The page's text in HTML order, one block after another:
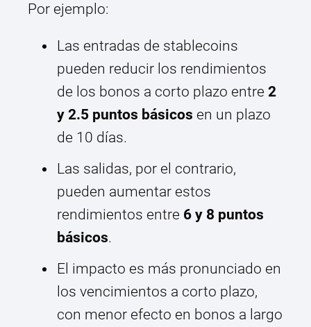
Por ejemplo:
Las entradas de stablecoins
pueden reducir los rendimientos
de los bonos a corto plazo entre 2
y 2.5 puntos básicos en un plazo
de 10 días.
Las salidas, por el contrario,
pueden aumentar estos
rendimientos entre 6 y 8 puntos
básicos.
El impacto es más pronunciado en
los vencimientos a corto plazo,
con menor efecto en bonos a largo